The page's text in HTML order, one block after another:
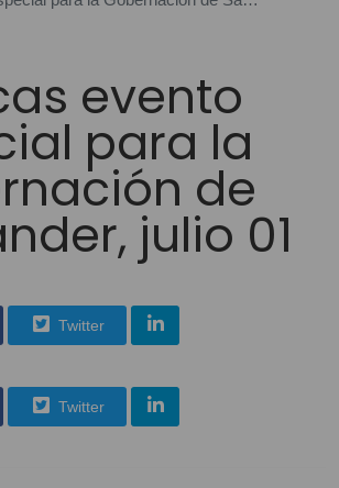
evento
para la
de
julio 01
Twitter
Twitter